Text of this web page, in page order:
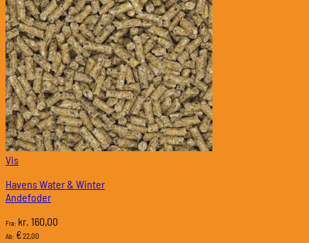
Vis
Havens Water & Winter
Andefoder
Fra: kr. 160,00
Ab: €22,00